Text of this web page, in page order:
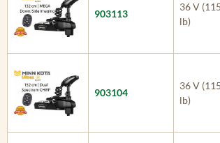
903113
36 V
lb)
903104
36 V
lb)